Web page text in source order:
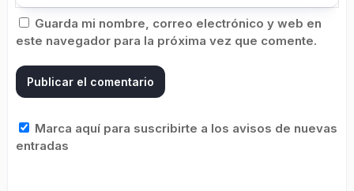
Guarda mi nombre, correo electrónico y web en
este navegador para la próxima vez que comente.
Marca aquí para suscribirte a los avisos de nuevas
entradas